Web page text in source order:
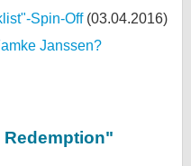
Spin-Off(03.04.2016)
Janssen?
Redemption"